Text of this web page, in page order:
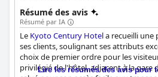
de votre séjour.
Résumé des avis
Résumé par IA
Le Kyoto Century Hotela recueilli une
ses clients, soulignant ses attributs
choix de premier ordre pour les
privilégié de l'hôtel, adjacent à la gare
Lire les résumés des avis pour